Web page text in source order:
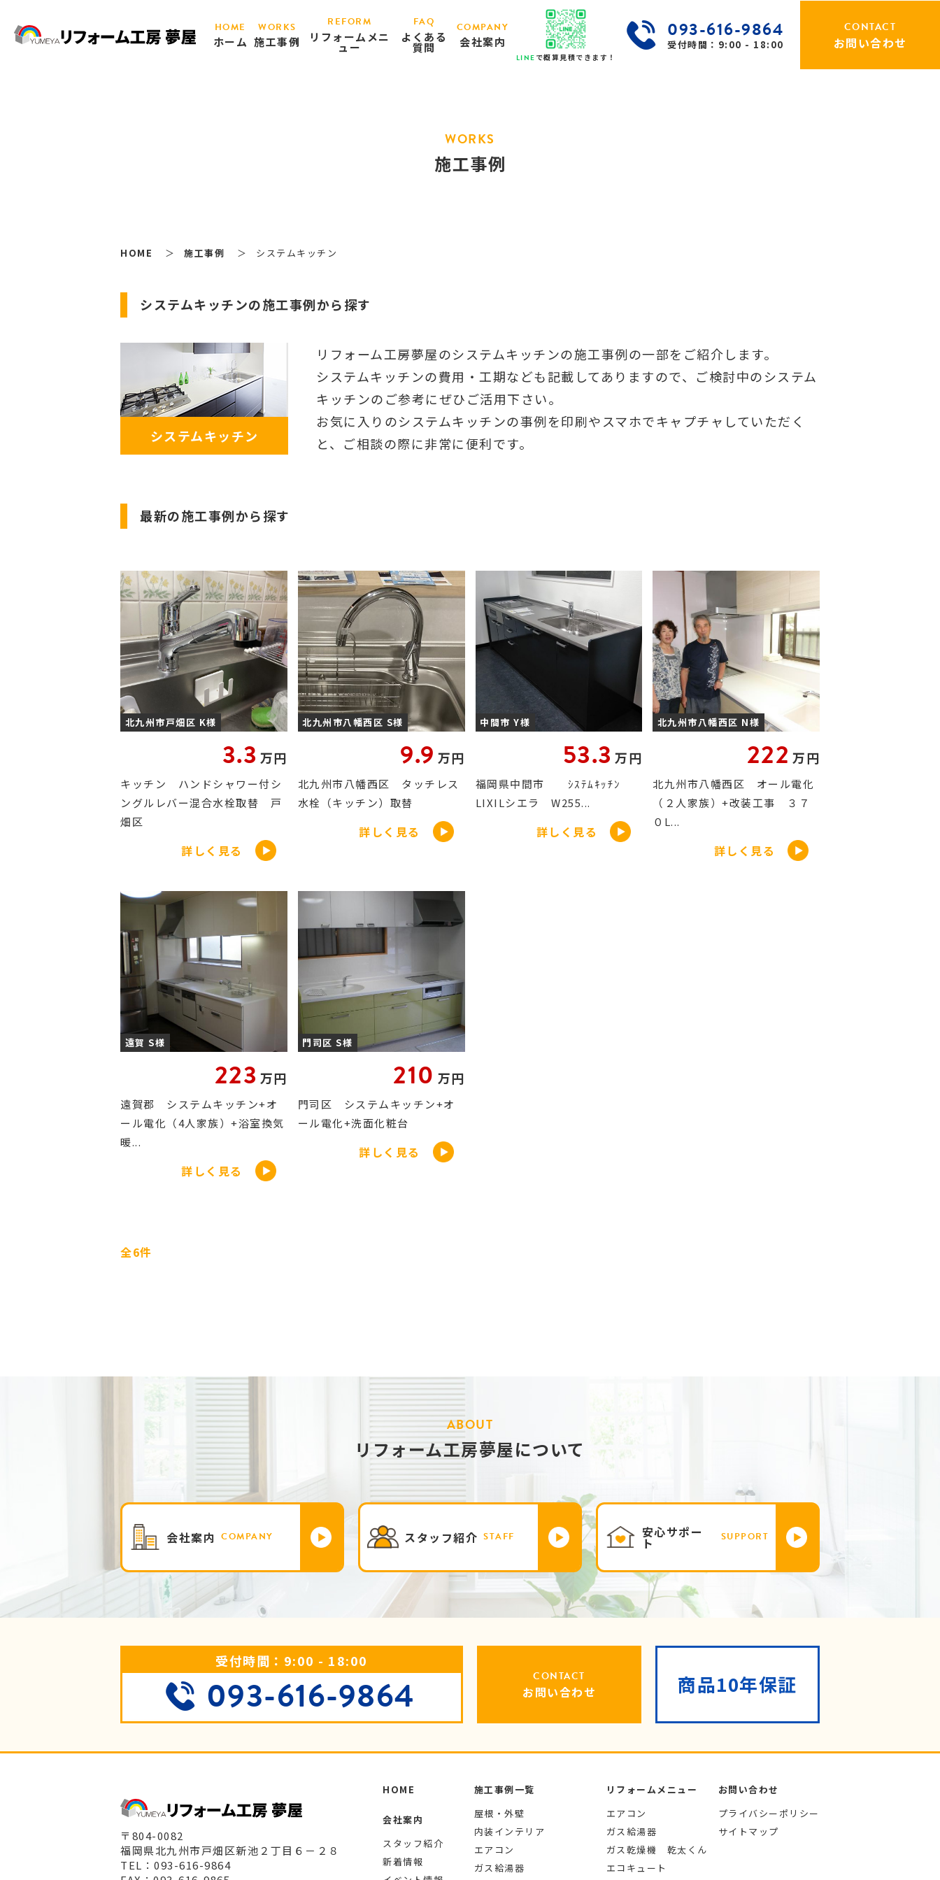
HOME
ホーム
WORKS
施工事例
REFORM
リフォームメニ
ュー
FAQ
よくある
質問
COMPANY
会社案内
LINE で概算見積できます！
093-616-9864
受付時間：9:00 - 18:00
CONTACT
お問い合わせ
WORKS
施工事例
HOME 施工事例 システムキッチン
システムキッチンの施工事例から探す
システムキッチン
リフォーム工房夢屋のシステムキッチンの施工事例の一部をご紹介します。
システムキッチンの費用・工期なども記載してありますので、ご検討中のシステム
キッチンのご参考にぜひご活用下さい。
お気に入りのシステムキッチンの事例を印刷やスマホでキャプチャしていただく
と、ご相談の際に非常に便利です。
最新の施工事例から探す
北九州市戸畑区 K様
3.3 万円
キッチン ハンドシャワー付シ
ングルレバー混合水栓取替 戸
畑区
詳しく見る
北九州市八幡西区 S様
9.9 万円
北九州市八幡西区 タッチレス
水栓（キッチン）取替
詳しく見る
中間市 Y様
53.3 万円
福岡県中間市 ｼｽﾃﾑｷｯﾁﾝ
LIXILシエラ W255...
詳しく見る
北九州市八幡西区 N様
222 万円
北九州市八幡西区 オール電化
（２人家族）+改装工事 ３７
０L...
詳しく見る
遠賀 S様
223 万円
遠賀郡 システムキッチン+オ
ール電化（4人家族）+浴室換気
暖...
詳しく見る
門司区 S様
210 万円
門司区 システムキッチン+オ
ール電化+洗面化粧台
詳しく見る
全6件
ABOUT
リフォーム工房夢屋について
会社案内 COMPANY スタッフ紹介 STAFF 安心サポー
ト SUPPORT
受付時間：9:00 - 18:00
093-616-9864 CONTACT
お問い合わせ 商品10年保証
〒804-0082
福岡県北九州市戸畑区新池２丁目６－２８
TEL：093-616-9864
HOME
会社案内
スタッフ紹介
新着情報
施工事例一覧
屋根・外壁
内装インテリア
エアコン
ガス給湯器
リフォームメニュー
エアコン
ガス給湯器
ガス乾燥機 乾太くん
エコキュート
お問い合わせ
プライバシーポリシー
サイトマップ